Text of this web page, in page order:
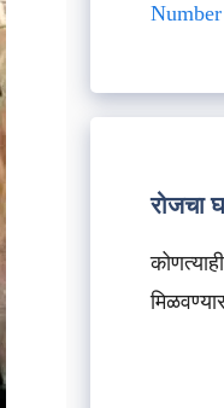
रोजचा